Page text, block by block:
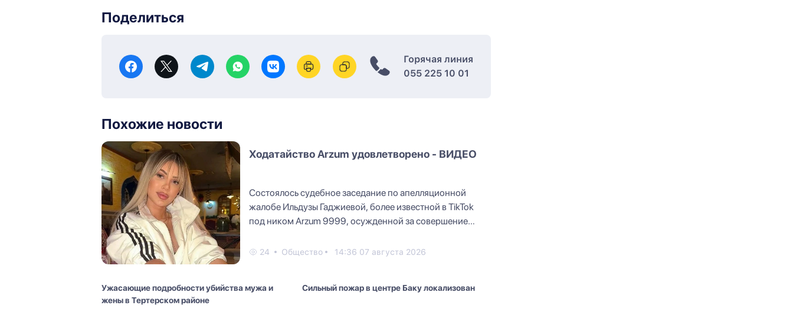
Поделиться
Горячая линия
055 225 10 01
Похожие новости
Ходатайство Arzum удовлетворено - ВИДЕО
Состоялось судебное заседание по апелляционной
жалобе Ильдузы Гаджиевой, более известной в TikTok
под ником Arzum 9999, осужденной за совершение
24 Общество 14:36 07 августа 2026
Ужасающие подробности убийства мужа и
жены в Тертерском районе
Сильный пожар в центре Баку локализован